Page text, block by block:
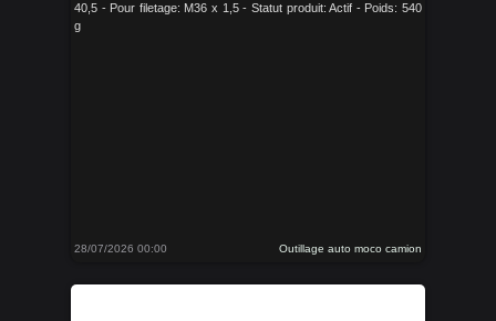
40,5 - Pour filetage: M36 x 1,5 - Statut produit: Actif - Poids: 540
g
28/07/2026 00:00 Outillage auto moco camion